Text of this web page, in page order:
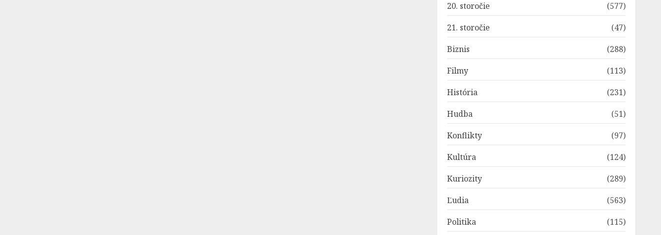
20. storočie
(577)
21. storočie
(47)
Biznis
(288)
Filmy
(113)
História
(231)
Hudba
(51)
Konflikty
(97)
Kultúra
(124)
Kuriozity
(289)
Ľudia
(563)
Politika
(115)